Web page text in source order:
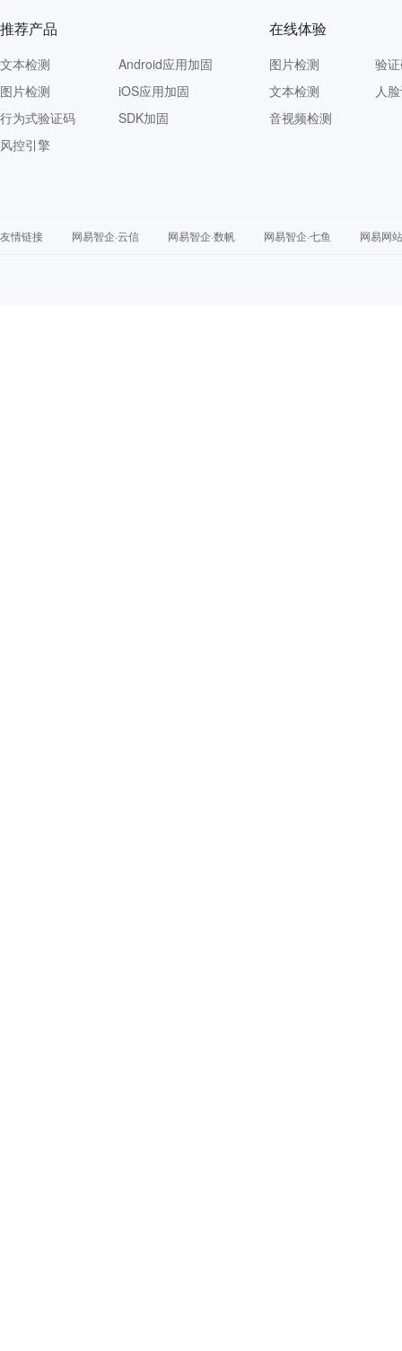
推荐产品
文本检测
图片检测
行为式验证码
风控引擎
Android应用加固
iOS应用加固
SDK加固
在线体验
图片检测
文本检测
音视频检测
验
人
友情链接 网易智企·云信 网易智企·数帆 网易智企·七鱼 网易网